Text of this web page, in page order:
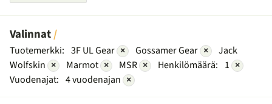
Valinnat
Tuotemerkki: 3F UL Gear × Gossamer Gear ×
Jack
Wolfskin × Marmot × MSR × Henkilömäärä: 1 ×
Vuodenajat: 4 vuodenajan ×